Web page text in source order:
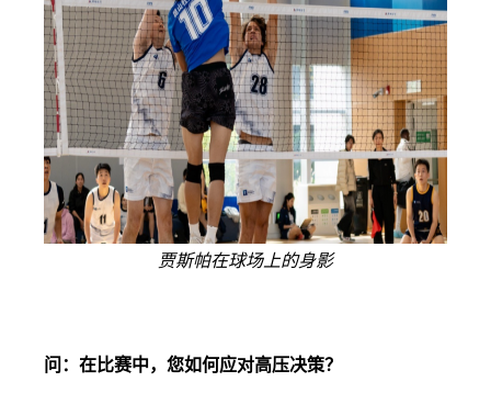
贾斯帕在球场上的身影
问：在比赛中，您如何应对高压决策？